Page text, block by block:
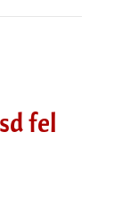
fel